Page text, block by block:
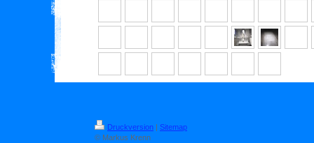
Druckversion
Sitemap
© Markus Krenn